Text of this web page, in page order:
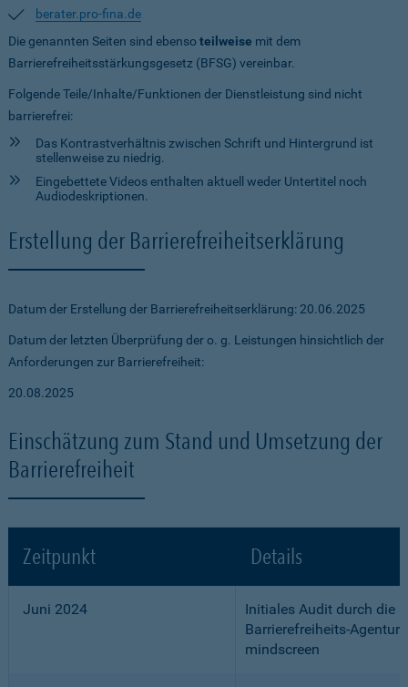
berater.pro-fina.de
Die genannten Seiten sind ebensoteilweise mit dem
Barrierefreiheitsstärkungsgesetz (BFSG) vereinbar.
Folgende Teile/Inhalte/Funktionen der Dienstleistung sind nicht
barrierefrei:
Das Kontrastverhältnis zwischen Schrift und Hintergrund ist
stellenweise zu niedrig.
Eingebettete Videos enthalten aktuell weder Untertitel noch
Audiodeskriptionen.
Erstellung der Barrierefreiheitserklärung
Datum der Erstellung der Barrierefreiheitserklärung: 20.06.2025
Datum der letzten Überprüfung der o. g. Leistungen hinsichtlich der
Anforderungen zur Barrierefreiheit:
20.08.2025
Einschätzung zum Stand und Umsetzung der
Barrierefreiheit
Zeitpunkt Details
Juni 2024
Initiales Audit durch die
Barrierefreiheits-Agentur
mindscreen